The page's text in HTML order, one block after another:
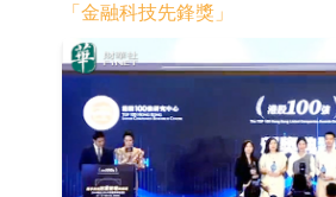
賬戶組採取限制開倉
特發服務：成功中標
江總部物業服務項目
亞太股份：公司是零
Stellantis集團的供
理工雷科面向邊緣AI
海"系列智算模組 系
【異動股】醫療研發
「金融科技先鋒獎」